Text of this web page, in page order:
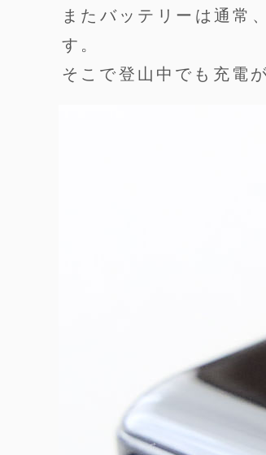
またバッテリーは通常
す。
そこで登山中でも充電